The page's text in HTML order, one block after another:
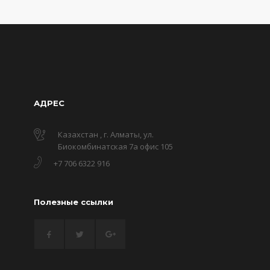
АДРЕС
Казахстан , г. Алматы, ул.
Биокомбинатская 7а офис 105
+7 706 6322 916
Полезные ссылки